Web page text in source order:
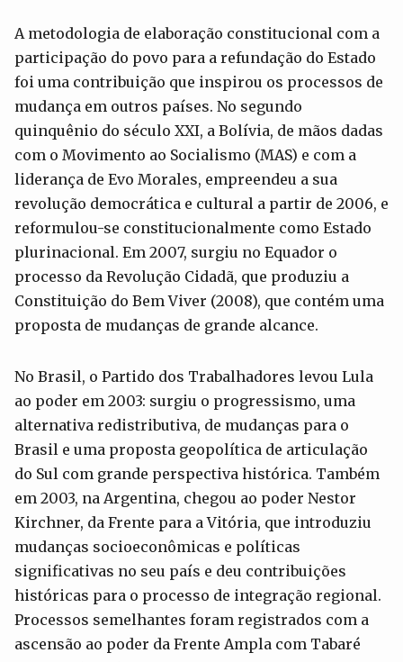
A metodologia de elaboração constitucional com a
participação do povo para a refundação do Estado
foi uma contribuição que inspirou os processos de
mudança em outros países. No segundo
quinquênio do século XXI, a Bolívia, de mãos dadas
com o Movimento ao Socialismo (MAS) e com a
liderança de Evo Morales, empreendeu a sua
revolução democrática e cultural a partir de 2006, e
reformulou-se constitucionalmente como Estado
plurinacional. Em 2007, surgiu no Equador o
processo da Revolução Cidadã, que produziu a
Constituição do Bem Viver (2008), que contém uma
proposta de mudanças de grande alcance.
No Brasil, o Partido dos Trabalhadores levou Lula
ao poder em 2003: surgiu o progressismo, uma
alternativa redistributiva, de mudanças para o
Brasil e uma proposta geopolítica de articulação
do Sul com grande perspectiva histórica. Também
em 2003, na Argentina, chegou ao poder Nestor
Kirchner, da Frente para a Vitória, que introduziu
mudanças socioeconômicas e políticas
significativas no seu país e deu contribuições
históricas para o processo de integração regional.
Processos semelhantes foram registrados com a
ascensão ao poder da Frente Ampla com Tabaré